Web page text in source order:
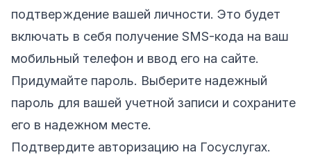
подтверждение вашей личности. Это будет
включать в себя получение SMS-кода на ваш
мобильный телефон и ввод его на сайте.
Придумайте пароль. Выберите надежный
пароль для вашей учетной записи и сохраните
его в надежном месте.
Подтвердите авторизацию на Госуслугах.